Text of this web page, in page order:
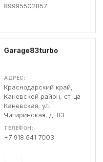
89995502857
Garage83turbo
АДРЕС:
Краснодарский край,
Каневской район, ст-ца
Каневская, ул.
Чигиринская, д. 83
ТЕЛЕФОН:
+7 918 641 7003